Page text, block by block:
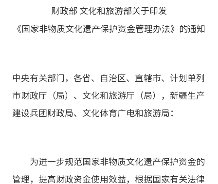
财政部 文化和旅游部关于印发
《国家非物质文化遗产保护资金管理办法》的通知
中央有关部门，各省、自治区、直辖市、计划单列
市财政厅（局）、文化和旅游厅（局），新疆生产
建设兵团财政局、文化体育广电和旅游局：
为进一步规范国家非物质文化遗产保护资金的
管理，提高财政资金使用效益，根据国家有关法律